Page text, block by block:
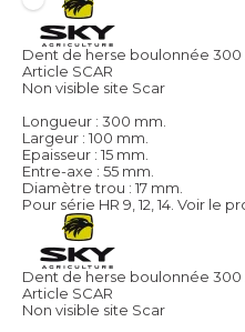
Dent de herse boulonnée 300
Article SCAR
Non visible site Scar
Longueur : 300 mm.
Largeur : 100 mm.
Epaisseur : 15 mm.
Entre-axe : 55 mm.
Diamètre trou : 17 mm.
Pour série HR 9, 12, 14. Voir le
Dent de herse boulonnée 300
Article SCAR
Non visible site Scar